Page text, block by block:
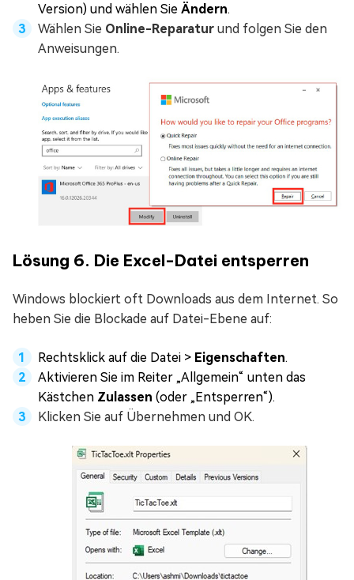
Version) und wählen Sie Ändern.
Wählen Sie Online-Reparatur und folgen Sie den
Anweisungen.
Lösung 6. Die Excel-Datei entsperren
Windows blockiert oft Downloads aus dem Internet. So
heben Sie die Blockade auf Datei-Ebene auf:
Rechtsklick auf die Datei > Eigenschaften.
Aktivieren Sie im Reiter „Allgemein“ unten das
Kästchen Zulassen (oder „Entsperren“).
Klicken Sie auf Übernehmen und OK.